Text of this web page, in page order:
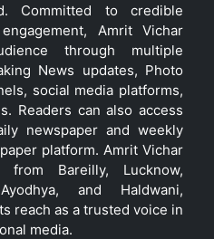
Committed to credible
Amrit Vichar
through multiple
News updates, Photo
social media platforms,
Readers can also access
newspaper and weekly
platform. Amrit Vichar
Bareilly, Lucknow,
and Haldwani,
reach as a trusted voice in
media.